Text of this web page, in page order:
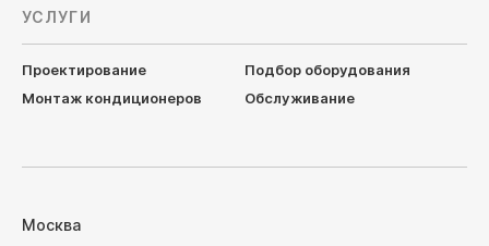
УСЛУГИ
Проектирование
Подбор оборудования
Монтаж кондиционеров
Обслуживание
Москва